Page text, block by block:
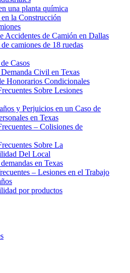
una planta química
la Construcción
Accidentes de Camión en Dallas
camiones de 18 ruedas
Casos
Demanda Civil en Texas
Honorarios Condicionales
Sobre Lesiones
y Perjuicios en un Caso de
en Texas
– Colisiones de
Sobre La
Del Local
en Texas
– Lesiones en el Trabajo
por productos